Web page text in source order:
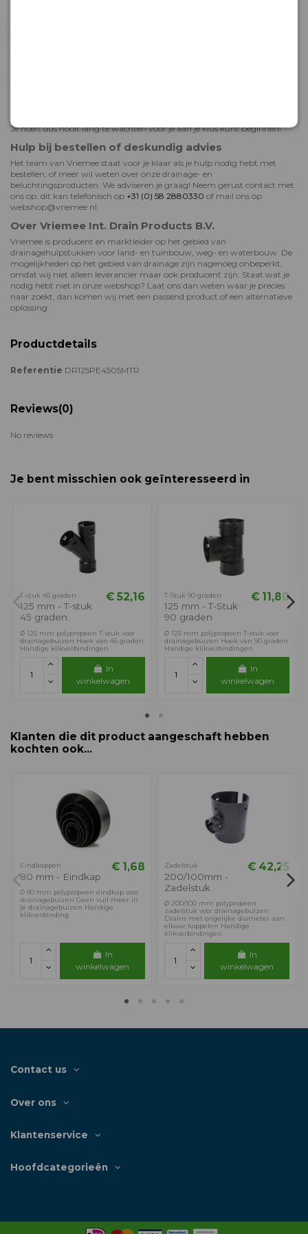
Je hoeft dus nooit lang te wachten voor je aan je klus kunt beginnen!
Hulp bij bestellen of deskundig advies
Het team van Vriemee staat voor je klaar als je hulp nodig hebt met
bestellen, of meer wil weten over onze drainage- en
beluchtingsproducten. We adviseren je graag! Neem gerust contact met
ons op: dit kan telefonisch op +31 (0) 58 2880330 of mail ons op
webshop@vriemee.nl
Over Vriemee Int. Drain Products B.V.
Vriemee is producent en marktleider op het gebied van
drainagehulpstukken voor land- en tuinbouw, weg- en waterbouw. De
mogelijkheden op het gebied van drainage zijn nagenoeg onbeperkt,
omdat wij niet alleen leverancier maar ook producent zijn. Staat wat je
nodig hebt niet in onze webshop? Laat ons dan weten waar je precies
naar zoekt, dan komen wij met een passend product of een alternatieve
oplossing.
Productdetails
Referentie DR125PE4505MTR
Reviews(0)
No reviews
Je bent misschien ook geïnteresseerd in
T-stuk 45 graden
125 mm - T-stuk
45 graden
€ 52,16
Ø 125 mm polypropeen T-stuk voor
drainagebuizen Hoek van 45 graden
Handige klikverbindingen
In
winkelwagen
T-Stuk 90 graden
125 mm - T-Stuk
90 graden
€ 11,80
Ø 125 mm polypropeen T-stuk voor
drainagebuizen Hoek van 90 graden
Handige klikverbindingen
In
winkelwagen
Klanten die dit product aangeschaft hebben
kochten ook...
Eindkappen
80 mm - Eindkap
€ 1,68
Ø 80 mm polypropeen eindkap voor
drainagebuizen Geen vuil meer in
je drainagebuizen Handige
klikverbinding
In
winkelwagen
Zadelstuk
200/100mm -
Zadelstuk
€ 42,25
Ø 200/100 mm polypropeen
zadelstuk voor drainagebuizen
Drains met ongelijke diameter aan
elkaar koppelen Handige
klikverbindingen
In
winkelwagen
Contact us
Over ons
Klantenservice
Hoofdcategorieën